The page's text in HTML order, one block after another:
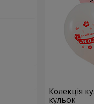
Колекція
кульок